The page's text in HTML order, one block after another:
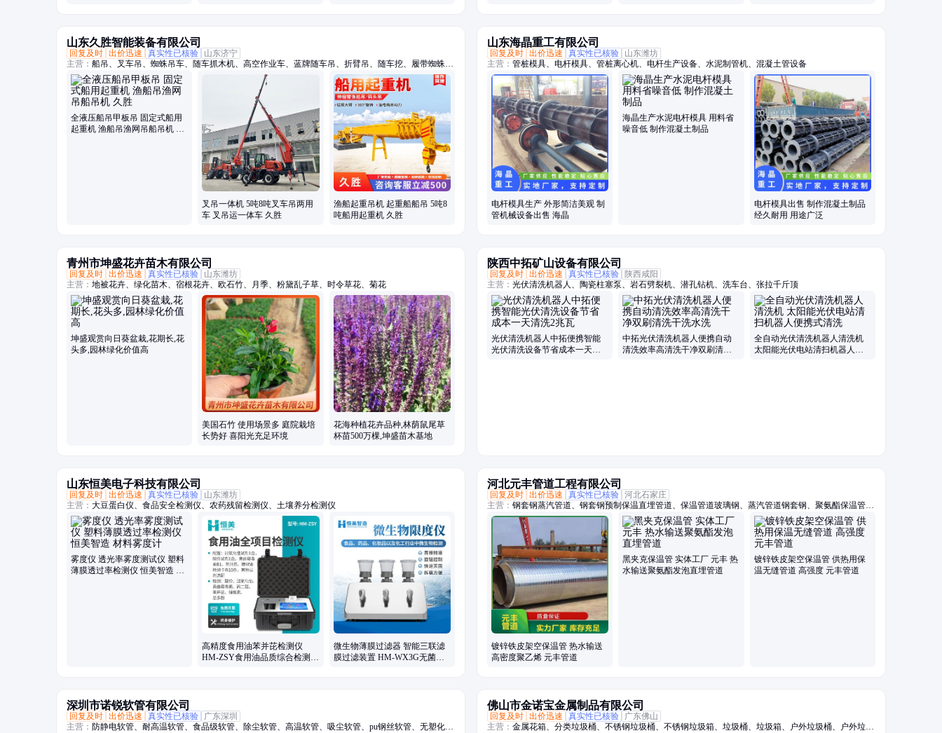
山东久胜智能装备有限公司
回复及时 出价迅速 真实性已核验
山东济宁
主营： 船吊、叉车吊、蜘蛛吊车、随车抓木机、高空作业车、蓝牌随车吊、折臂吊、随车挖、履带蜘蛛
吊、吊挖一体机、三轮随车吊、履带随车吊、三轮吊、履带随车挖、履带吊车、船用起重机、拖拉机平板
吊、履带随车抓、下葬车、四不像吊车、车载吊机、抓木机、拖拉机吊钻一体机、小吊车、装载机
全液压船吊甲板吊 固定式船用
起重机 渔船吊渔网吊船吊机 久
叉吊一体机 5吨8吨叉车吊两用
车 叉吊运一体车 久胜
渔船起重吊机 起重船船吊 5吨8
吨船用起重机 久胜
山东海晶重工有限公司
回复及时 出价迅速 真实性已核验
山东潍坊
主营： 管桩模具、电杆模具、管桩离心机、电杆生产设备、水泥制管机、混凝土管设备
电杆模具生产 外形简洁美观 制
管机械设备出售 海晶
海晶生产水泥电杆模具 用料省
噪音低 制作混凝土制品
电杆模具出售 制作混凝土制品
经久耐用 用途广泛
青州市坤盛花卉苗木有限公司
回复及时 出价迅速 真实性已核验
山东潍坊
主营： 地被花卉、绿化苗木、宿根花卉、欧石竹、月季、粉黛乱子草、时令草花、菊花
坤盛观赏向日葵盆栽,花期长,花
头多,园林绿化价值高
美国石竹 使用场景多 庭院栽培
长势好 喜阳光充足环境
花海种植花卉品种,林荫鼠尾草
杯苗500万棵,坤盛苗木基地
陕西中拓矿山设备有限公司
回复及时 出价迅速 真实性已核验
陕西咸阳
主营： 光伏清洗机器人、陶瓷柱塞泵、岩石劈裂机、潜孔钻机、洗车台、张拉千斤顶
光伏清洗机器人中拓便携智能
光伏清洗设备节省成本一天清
中拓光伏清洗机器人便携自动
清洗效率高清洗干净双刷清洗
全自动光伏清洗机器人清洗机
太阳能光伏电站清扫机器人便
山东恒美电子科技有限公司
回复及时 出价迅速 真实性已核验
山东潍坊
主营： 大豆蛋白仪、食品安全检测仪、农药残留检测仪、土壤养分检测仪
雾度仪 透光率雾度测试仪 塑料
薄膜透过率检测仪 恒美智造 材
高精度食用油苯并芘检测仪
HM-ZSY食用油品质综合检测仪
微生物薄膜过滤器 智能三联滤
膜过滤装置 HM-WX3G无菌过
河北元丰管道工程有限公司
回复及时 出价迅速 真实性已核验 河北石家庄
主营： 钢套钢蒸汽管道、钢套钢预制保温直埋管道、保温管道玻璃钢、蒸汽管道钢套钢、聚氨酯保温管、
钢套钢蒸汽管、喷涂缠绕保温管、镀锌铁皮架空保温管、聚氨酯保温管件、蒸汽保温管件、预制蒸汽架空
保温管、钢套钢耐高温保温管、保温管直埋钢套钢、钢套钢地埋管、钢套钢外滑动钢管、钢套钢保温弯
头、蒸汽保温管架空、耐高温高压蒸汽管、钢套钢高温蒸汽保温管、套钢蒸汽保温钢管、高压耐高温蒸汽
管、蒸汽架空保温管、集中供热蒸汽保温管、高温蒸汽保温管
镀锌铁皮架空保温管 热水输送
高密度聚乙烯 元丰管道
黑夹克保温管 实体工厂 元丰 热
水输送聚氨酯发泡直埋管道
镀锌铁皮架空保温管 供热用保
温无缝管道 高强度 元丰管道
深圳市诺锐软管有限公司
回复及时 出价迅速 真实性已核验
广东深圳
主营： 防静电软管、耐高温软管、食品级软管、除尘软管、高温软管、吸尘软管、pu钢丝软管、无塑化剂
佛山市金诺宝金属制品有限公司
回复及时 出价迅速 真实性已核验
广东佛山
主营： 金属花箱、分类垃圾桶、不锈钢垃圾桶、不锈钢垃圾箱、垃圾桶、垃圾箱、户外垃圾桶、户外垃圾